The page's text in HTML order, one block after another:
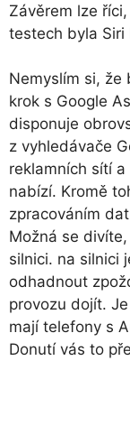
Závěrem lze
testech byla Siri
Nemyslím si, že
krok s Google
disponuje
z vyhledávače
reklamních sítí
nabízí. Kromě
zpracováním
Možná se
silnici. na silnici
odhadnout
provozu dojít.
mají telefony s
Donutí vás to